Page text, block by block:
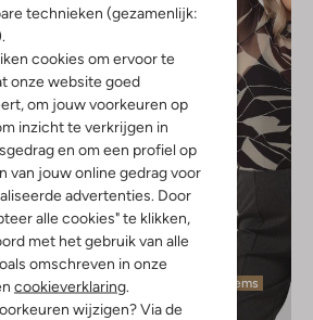
technieken (gezamenlijk:
cookies om ervoor te
onze website goed
om jouw voorkeuren op
inzicht te verkrijgen in
en om een profiel op
van jouw online gedrag voor
advertenties. Door
alle cookies" te klikken,
met het gebruik van alle
omschreven in onze
cookieverklaring.
wijzigen? Via de
Laatste items
-40%